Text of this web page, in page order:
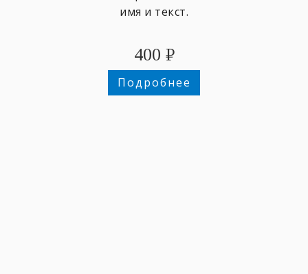
имя и текст.
400 ₽
Подробнее